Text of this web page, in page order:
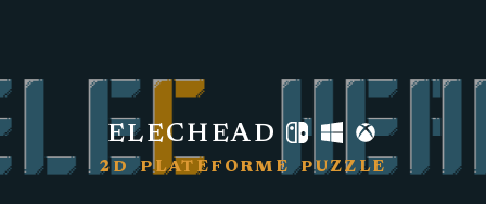
ELECHEAD
2D PLATEFORME PUZZLE